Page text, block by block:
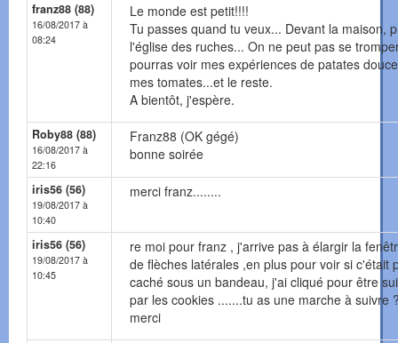
franz88 (88)
16/08/2017 à
08:24
Le monde est petit!!!!
Tu passes quand tu veux... Devant la maison,
l'église des ruches... On ne peut pas se
pourras voir mes expériences de patates
mes tomates...et le reste.
A bientôt, j'espère.
Roby88 (88)
16/08/2017 à
22:16
Franz88 (OK gégé)
bonne soirée
iris56 (56)
19/08/2017 à
10:40
merci franz........
iris56 (56)
19/08/2017 à
10:45
re moi pour franz , j'arrive pas à élargir la
de flèches latérales ,en plus pour voir si c'était
caché sous un bandeau, j'ai cliqué pour être
par les cookies .......tu as une marche à suivre
merci